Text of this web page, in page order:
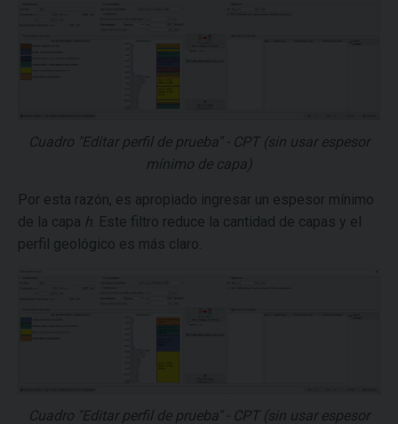
Cuadro "Editar perfil de prueba" - CPT (sin usar espesor
mínimo de capa)
Por esta razón, es apropiado ingresar un espesor mínimo
de la capa h . Este filtro reduce la cantidad de capas y el
perfil geológico es más claro.
Cuadro "Editar perfil de prueba" - CPT (sin usar espesor